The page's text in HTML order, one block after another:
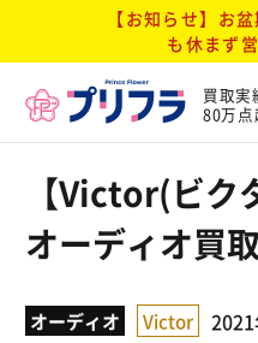
【お知らせ】お
も休まず
買取実
80万点
【Victor(ビク
オーディオ買
オーディオ Victor